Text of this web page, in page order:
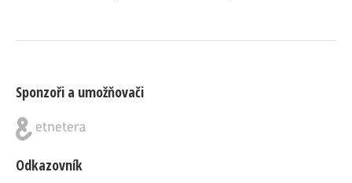
Sponzoři a umožňovači
Odkazovník